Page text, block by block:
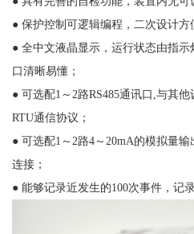
● 保护控制可逻辑编程，二次设计方
● 全中文液晶显示，运行状态由指
口清晰易懂；
● 可选配1～2路RS485通讯口,与其
RTU通信协议；
● 可选配1～2路4～20mA的模拟量
连接；
● 能够记录近发生的100次事件，记